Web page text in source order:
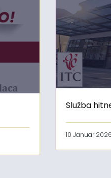
Služba
10 Januar 2026